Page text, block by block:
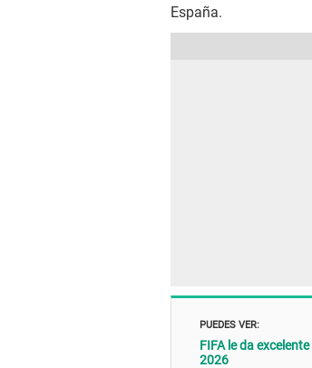
España.
PUEDES VER:
FIFA le da
2026